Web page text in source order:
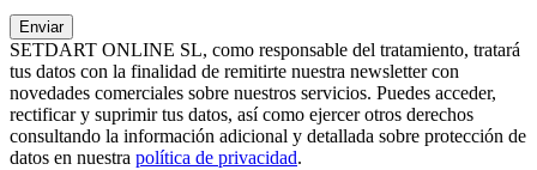
SETDART ONLINE SL, como responsable del tratamiento, tratará
tus datos con la finalidad de remitirte nuestra newsletter con
novedades comerciales sobre nuestros servicios. Puedes acceder,
rectificar y suprimir tus datos, así como ejercer otros derechos
consultando la información adicional y detallada sobre protección de
datos en nuestra política de privacidad.